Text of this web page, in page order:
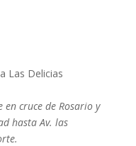
Las Delicias
cruce de Rosario y
hasta Av. las